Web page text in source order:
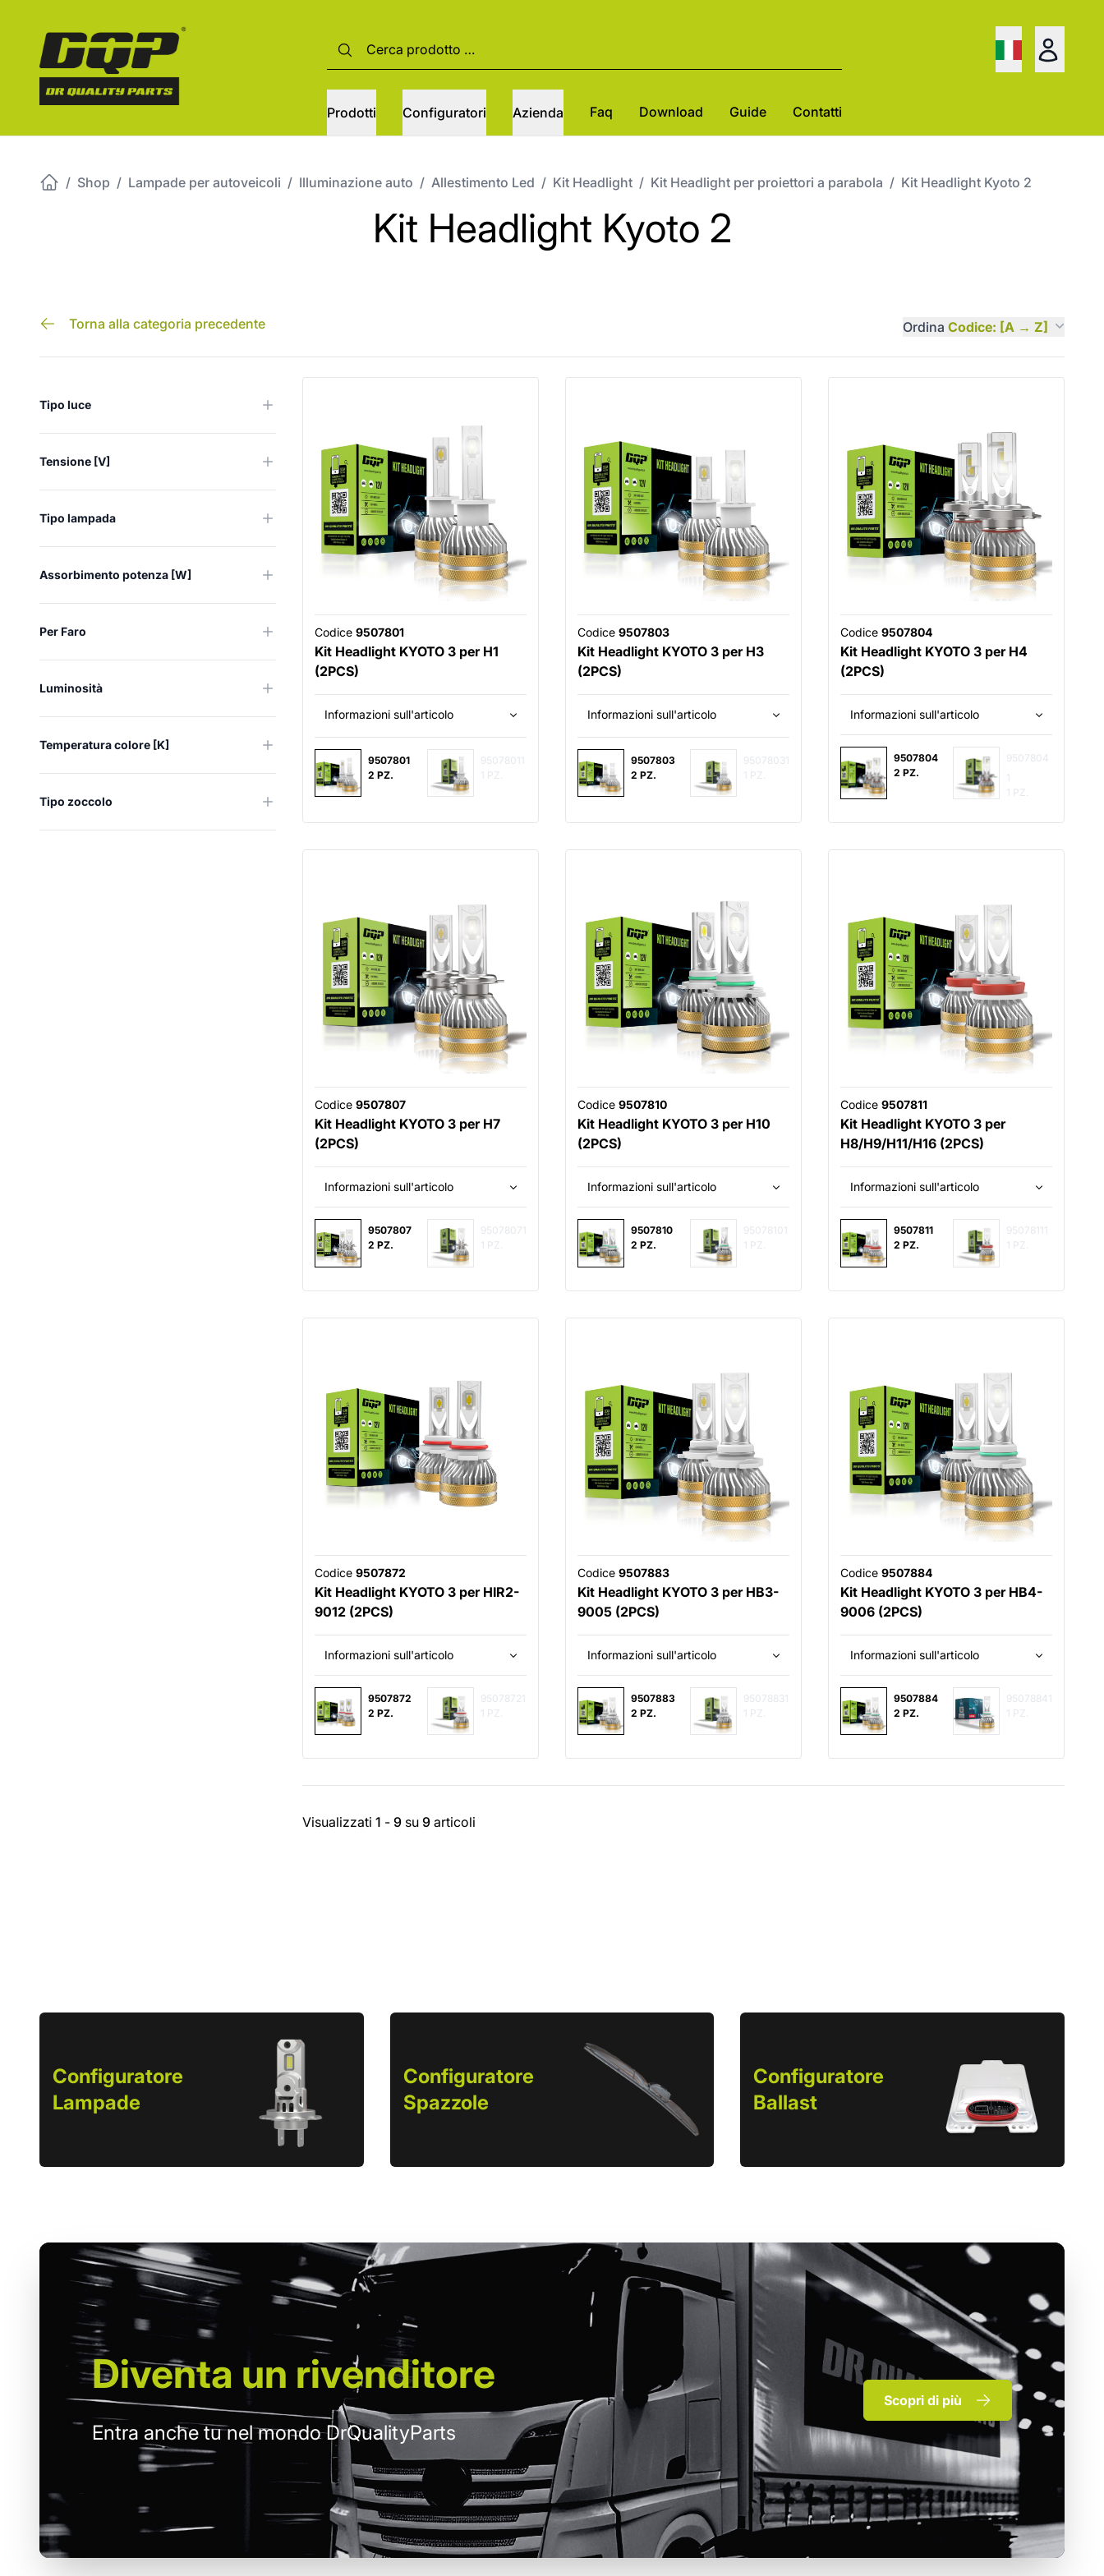
Prodotti Configuratori Azienda Faq Download Guide Contatti
/ Shop / Lampade per autoveicoli / Illuminazione auto / Allestimento Led / Kit Headlight / Kit Headlight per proiettori a parabola / Kit Headlight Kyoto 2
Kit Headlight Kyoto 2
Torna alla categoria precedente Ordina Codice: [A → Z]
Tipo luce
Tensione [V]
Tipo lampada
Assorbimento potenza [W]
Per Faro
Luminosità
Temperatura colore [K]
Tipo zoccolo
Codice 9507801
Kit Headlight KYOTO 3 per H1
(2PCS)
Informazioni sull'articolo
9507801
2 PZ.
95078011
1 PZ.
Codice 9507803
Kit Headlight KYOTO 3 per H3
(2PCS)
Informazioni sull'articolo
9507803
2 PZ.
95078031
1 PZ.
Codice 9507804
Kit Headlight KYOTO 3 per H4
(2PCS)
Informazioni sull'articolo
9507804
2 PZ.
9507804
1
1 PZ.
Codice 9507807
Kit Headlight KYOTO 3 per H7
(2PCS)
Informazioni sull'articolo
9507807
2 PZ.
95078071
1 PZ.
Codice 9507810
Kit Headlight KYOTO 3 per H10
(2PCS)
Informazioni sull'articolo
9507810
2 PZ.
95078101
1 PZ.
Codice 9507811
Kit Headlight KYOTO 3 per
H8/H9/H11/H16 (2PCS)
Informazioni sull'articolo
9507811
2 PZ.
95078111
1 PZ.
Codice 9507872
Kit Headlight KYOTO 3 per HIR2-
9012 (2PCS)
Informazioni sull'articolo
9507872
2 PZ.
95078721
1 PZ.
Codice 9507883
Kit Headlight KYOTO 3 per HB3-
9005 (2PCS)
Informazioni sull'articolo
9507883
2 PZ.
95078831
1 PZ.
Codice 9507884
Kit Headlight KYOTO 3 per HB4-
9006 (2PCS)
Informazioni sull'articolo
9507884
2 PZ.
95078841
1 PZ.
Visualizzati 1 - 9 su 9 articoli
Configuratore
Lampade
Configuratore
Spazzole
Configuratore
Ballast
Diventa un rivenditore
Entra anche tu nel mondo DrQualityParts
Scopri di più